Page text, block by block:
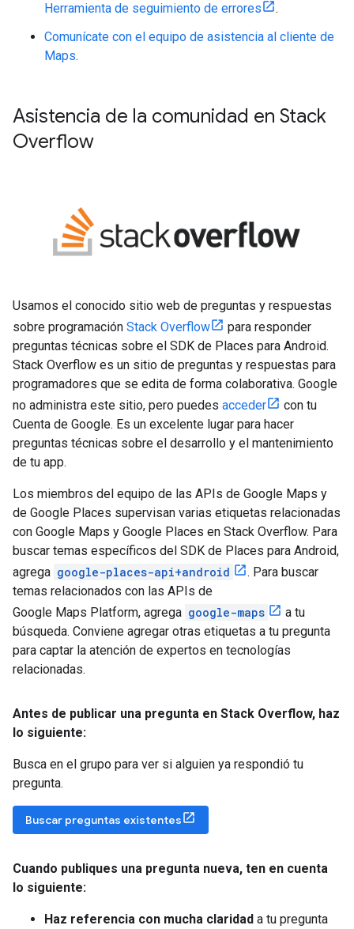
Herramienta de seguimiento de errores
.
Comunícate con el equipo de asistencia al cliente de
Maps.
Asistencia de la comunidad en Stack
Overflow
Usamos el conocido sitio web de preguntas y respuestas
sobre programación Stack Overflow
para responder
preguntas técnicas sobre el SDK de Places para Android.
Stack Overflow es un sitio de preguntas y respuestas para
programadores que se edita de forma colaborativa. Google
no administra este sitio, pero puedes acceder
con tu
Cuenta de Google. Es un excelente lugar para hacer
preguntas técnicas sobre el desarrollo y el mantenimiento
de tu app.
Los miembros del equipo de las APIs de Google Maps y
de Google Places supervisan varias etiquetas relacionadas
con Google Maps y Google Places en Stack Overflow. Para
buscar temas específicos del SDK de Places para Android,
agrega google-places-api+android
. Para buscar
temas relacionados con las APIs de
Google Maps Platform, agrega google-maps
a tu
búsqueda. Conviene agregar otras etiquetas a tu pregunta
para captar la atención de expertos en tecnologías
relacionadas.
Antes de publicar una pregunta en Stack Overflow, haz
lo siguiente:
Busca en el grupo para ver si alguien ya respondió tu
pregunta.
Buscar preguntas existentes
Cuando publiques una pregunta nueva, ten en cuenta
lo siguiente:
Haz referencia con mucha claridad a tu pregunta